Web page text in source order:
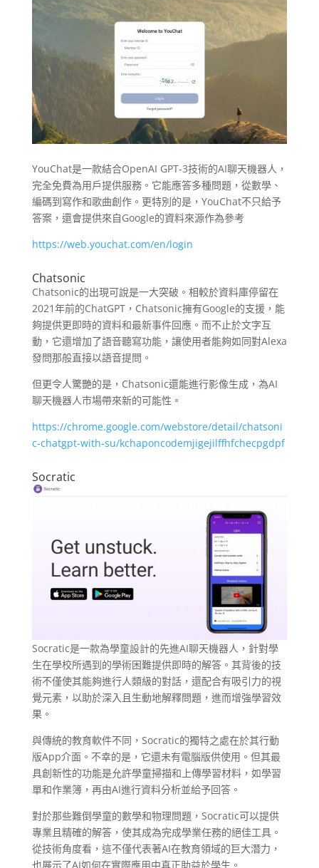
YouChat是一款結合OpenAI GPT-3技術的AI聊天機器人，
完全免費為用戶提供服務。它能應答多種問題，從數學、
編碼到寫作和歌曲創作。更特別的是，YouChat不只給予
答案，還會提供來自Google的資料來源作為參考
https://web.youchat.com/en/login
Chatsonic
Chatsonic的出現可說是一大突破。相較於資料庫停留在
2021年前的ChatGPT，Chatsonic擁有Google的支援，能
夠提供更即時的資料和最新事件回應。而不止於文字互
動，它還增加了語音聽寫功能，讓使用者能夠如同對Alexa
發問那般直接以語音提問。
但更令人驚艷的是，Chatsonic還能進行影像生成，為AI
聊天機器人市場帶來新的可能性。
https://chrome.google.com/webstore/detail/chatsoni
c-chatgpt-with-su/kchaponcodemjigejilffhfchecpgdpf
Socratic
Socratic是一款為學童設計的先進AI聊天機器人，針對學
生在學校所遇到的學術困難提供即時的解答。其背後的技
術不僅使其能夠進行人類級的對話，還配合有吸引力的視
覺元素，以助於深入且生動地解釋問題，進而增強學習效
果。
與傳統的教育軟件不同，Socratic的獨特之處在於其行動
版App介面。不幸的是，它還未有電腦版供使用。但其最
具創新性的功能是允許學童掃描和上傳學習材料，如學習
單和作業簿，再由AI進行資料分析並給予回答。
對於那些難倒學童的數學和物理問題，Socratic可以提供
專業且精確的解答，使其成為完成學業任務的絕佳工具。
從技術角度看，這不僅代表著AI在教育領域的巨大潛力，
也展示了AI如何在實際應用中真正助益於學生。